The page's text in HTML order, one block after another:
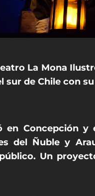
La Mona
sur de Chile con
en Concepción
del Ñuble y
Un